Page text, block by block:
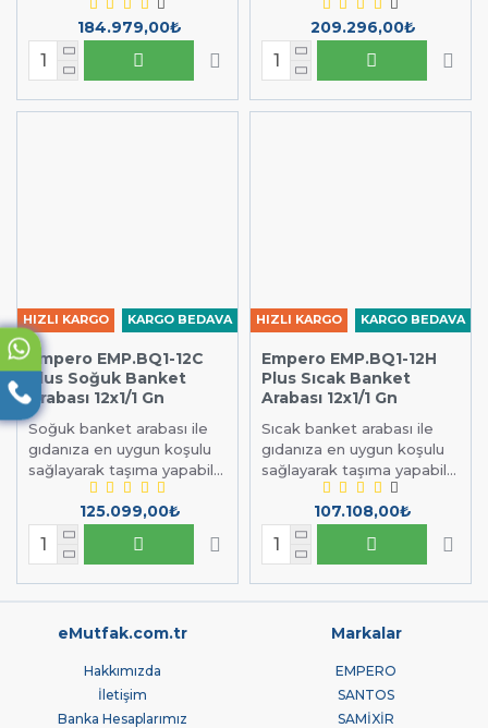
184.979,00₺ 209.296,00₺
KARGO BEDAVA
HIZLI KARGO
Empero EMP.BQ1-12C
Plus Soğuk Banket
Arabası 12x1/1 Gn
Soğuk banket arabası ile
gıdanıza en uygun koşulu
sağlayarak taşıma yapabil...
125.099,00₺
KARGO BEDAVA
HIZLI KARGO
Empero EMP.BQ1-12H
Plus Sıcak Banket
Arabası 12x1/1 Gn
Sıcak banket arabası ile
gıdanıza en uygun koşulu
sağlayarak taşıma yapabil...
107.108,00₺
eMutfak.com.tr
Hakkımızda
İletişim
Banka Hesaplarımız
Markalar
EMPERO
SANTOS
SAMİXİR